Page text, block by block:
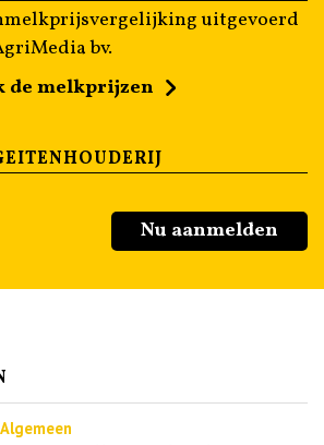
uitgevoerd
bv.
de melkprijzen
Nu aanmelden
Algemeen